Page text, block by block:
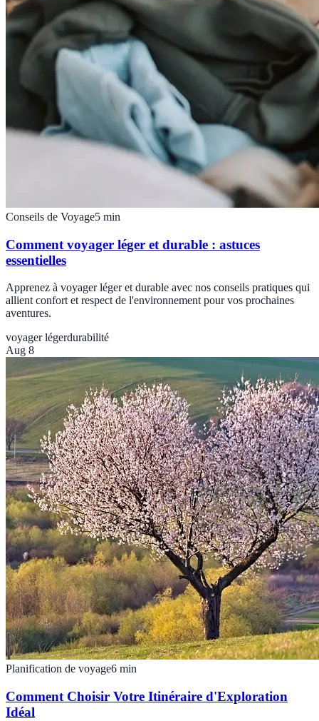
Conseils de Voyage5 min
Comment voyager léger et durable : astuces
essentielles
Apprenez à voyager léger et durable avec nos conseils pratiques qui
allient confort et respect de l'environnement pour vos prochaines
aventures.
voyager légerdurabilité
Aug 8
Planification de voyage6 min
Comment Choisir Votre Itinéraire d'Exploration
Idéal